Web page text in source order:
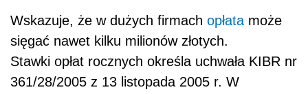
Wskazuje, że w dużych firmach opłata może
sięgać nawet kilku milionów złotych.
Stawki opłat rocznych określa uchwała KIBR nr
361/28/2005 z 13 listopada 2005 r. W